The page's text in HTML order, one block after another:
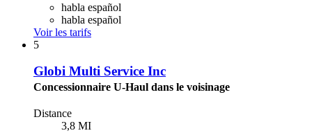
habla español
habla español
Voir les tarifs
5
Globi Multi Service Inc
Concessionnaire U-Haul dans le voisinage
Distance
3,8 MI